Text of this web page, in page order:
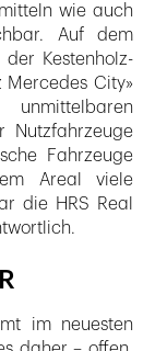
wie auch
Auf dem
Kestenholz-
Mercedes City»
Nutzfahrzeuge
Fahrzeuge
Areal viele
die HRS Real
im neuesten